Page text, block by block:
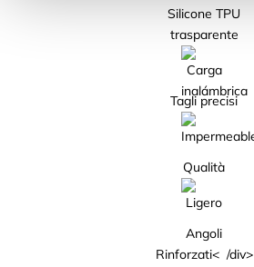
Silicone TPU
trasparente
Tagli precisi
Qualità
Angoli
Rinforzati< /div>